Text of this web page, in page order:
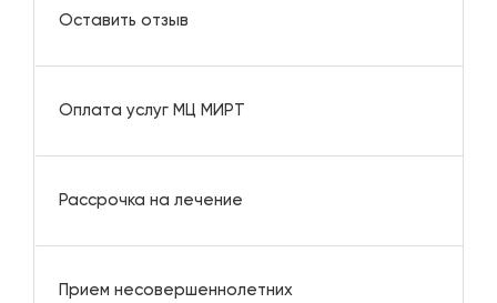
Оставить отзыв
Оплата услуг МЦ МИРТ
Рассрочка на лечение
Прием несовершеннолетних